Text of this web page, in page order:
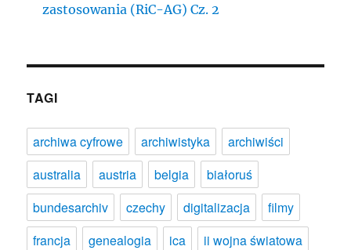
zastosowania (RiC-AG) Cz. 2
TAGI
archiwa cyfrowe archiwistyka
archiwiści
australia
austria belgia
białoruś
bundesarchiv
czechy digitalizacja
filmy
francja
genealogia ica
ii wojna światowa